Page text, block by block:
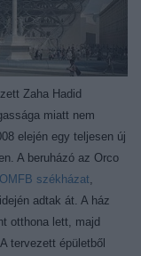
Zaha Hadid
miatt nem
elején egy teljesen új
A beruházó az Orco
székházat,
adtak át. A ház
otthona lett, majd
tervezett épületből